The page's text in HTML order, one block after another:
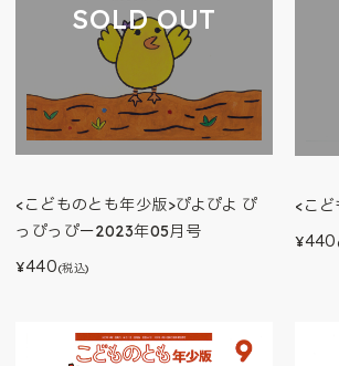
SOLD OUT
<こどものとも年少版>ぴよぴよ ぴ
っぴっぴー2023年05月号
¥440(税込)
<こ
¥440